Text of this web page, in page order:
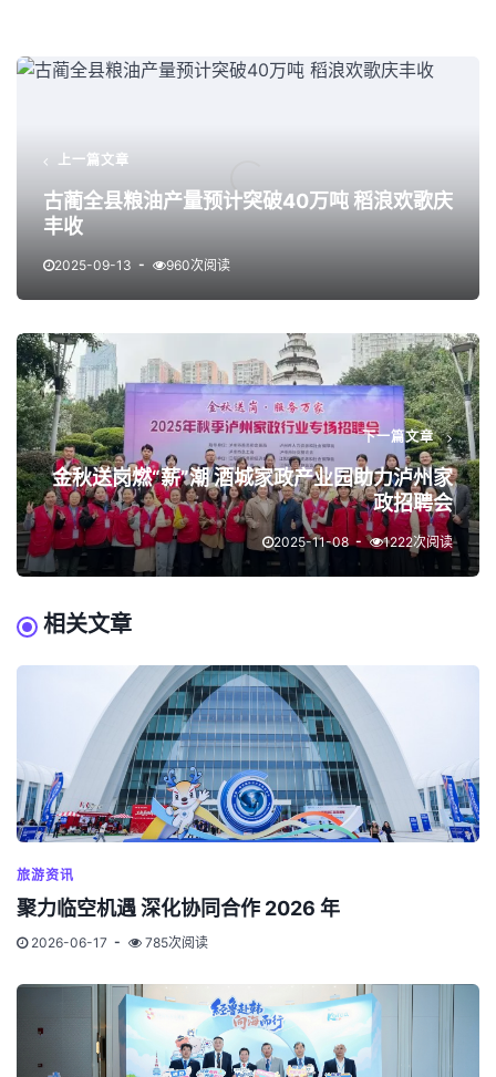
上一篇文章
古蔺全县粮油产量预计突破40万吨 稻浪欢歌庆
丰收
2025-09-13 960次阅读
下一篇文章
金秋送岗燃“薪”潮 酒城家政产业园助力泸州家
政招聘会
2025-11-08 1222次阅读
相关文章
旅游资讯
聚力临空机遇 深化协同合作 2026 年
2026-06-17 785次阅读